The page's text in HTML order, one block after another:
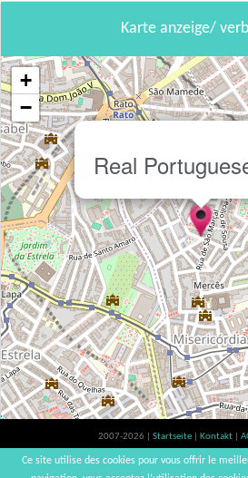
Karte anzeige/
Real
+
−
2007-2026 | Startseite Kontakt
Der Verzehr von Alkohol ist gesundheitsschädlich,
vinsnaturels | v3.12
Ce site utilise des cookies pour vous offrir le